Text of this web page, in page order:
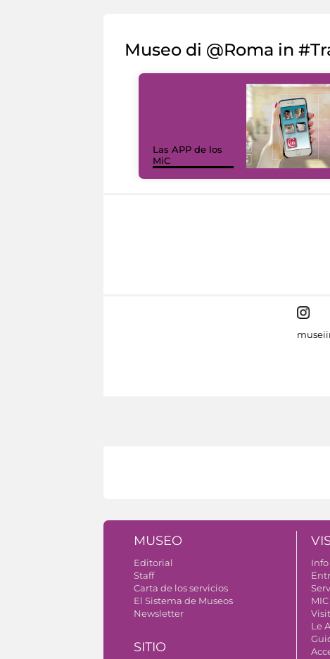
Museo di @Roma in
Las APP de los
MiC
MUSEO
Editorial
Staff
Carta de los servicios
El Sistema de Museos
Newsletter
SITIO
Le